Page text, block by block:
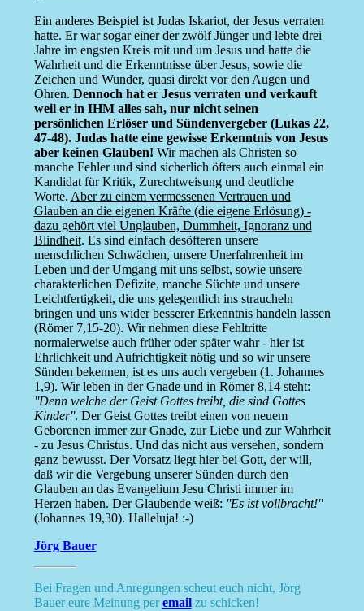
Ein anderes Beispiel ist Judas Iskariot, der Jesus verraten
hatte. Er war sogar einer der zwölf Jünger und lebte drei
Jahre im engsten Kreis mit und um Jesus und hatte die
Wahrheit und die Erkenntnisse über Jesus, sowie die
Zeichen und Wunder, quasi direkt vor den Augen und
Ohren. Dennoch hat er Jesus verraten und verkauft
weil er in IHM alles sah, nur nicht seinen
persönlichen Erlöser und Sündenvergeber (Lukas 22,
47-48). Judas hatte eine gewisse Erkenntnis von Jesus
aber keinen Glauben! Wir machen als Christen so
manche Fehler und sind sicherlich öfters auch einmal ein
Kandidat für Kritik, Zurechtweisung und deutliche
Worte. Aber zu einem vermessenen Vertrauen und
Glauben an die eigenen Kräfte (die eigene Erlösung) -
dazu gehört viel Unglauben, Dummheit, Ignoranz und
Blindheit. Es sind einfach desöfteren unsere
menschlichen Schwächen, unsere Unerfahrenheit im
Leben und der Umgang mit uns selbst, sowie unsere
charakterlichen Defizite, manche Süchte und unsere
Leichtfertigkeit, die uns gelegentlich ins straucheln
bringen und uns wider besserer Erkenntnis handeln lassen
(Römer 7,15-20). Wir nehmen diese Fehltritte
normalerweise auch früher oder später wahr - hier ist
Ehrlichkeit und Aufrichtigkeit nötig und so wir unsere
Sünden bekennen, ist es uns auch vergeben (1. Johannes
1,9). Wir leben in der Gnade und in Römer 8,14 steht:
''Denn welche der Geist Gottes treibt, die sind Gottes
Kinder''. Der Geist Gottes treibt einen von neuem
Geborenen immer zur Gnade, zur Liebe und zur Wahrheit
- zu Jesus Christus. Und das nicht aus versehen, sondern
ganz bewusst. Der Vorsatz liegt hier bei Gott, der will,
daß wir die Vergebung unserer Sünden durch den
Glauben an das Evangelium Jesu Christi immer im
Herzen haben. Der Glaubende weiß: ''Es ist vollbracht!''
(Johannes 19,30). Halleluja! :-)
Jörg Bauer
Bei Fragen und Anregungen scheut euch nicht, Jörg
Bauer eure Meinung peremailzu schicken!